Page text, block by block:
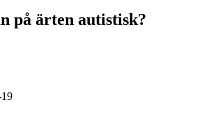
på ärten autistisk?